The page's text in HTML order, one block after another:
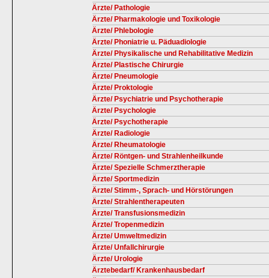
Ärzte/ Pathologie
Ärzte/ Pharmakologie und Toxikologie
Ärzte/ Phlebologie
Ärzte/ Phoniatrie u. Päduadiologie
Ärzte/ Physikalische und Rehabilitative Medizin
Ärzte/ Plastische Chirurgie
Ärzte/ Pneumologie
Ärzte/ Proktologie
Ärzte/ Psychiatrie und Psychotherapie
Ärzte/ Psychologie
Ärzte/ Psychotherapie
Ärzte/ Radiologie
Ärzte/ Rheumatologie
Ärzte/ Röntgen- und Strahlenheilkunde
Ärzte/ Spezielle Schmerztherapie
Ärzte/ Sportmedizin
Ärzte/ Stimm-, Sprach- und Hörstörungen
Ärzte/ Strahlentherapeuten
Ärzte/ Transfusionsmedizin
Ärzte/ Tropenmedizin
Ärzte/ Umweltmedizin
Ärzte/ Unfallchirurgie
Ärzte/ Urologie
Ärztebedarf/ Krankenhausbedarf